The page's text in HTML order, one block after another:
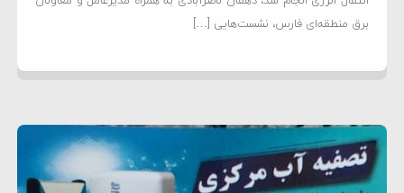
برق منطقه‌ای فارس، نشست‌هایی […]